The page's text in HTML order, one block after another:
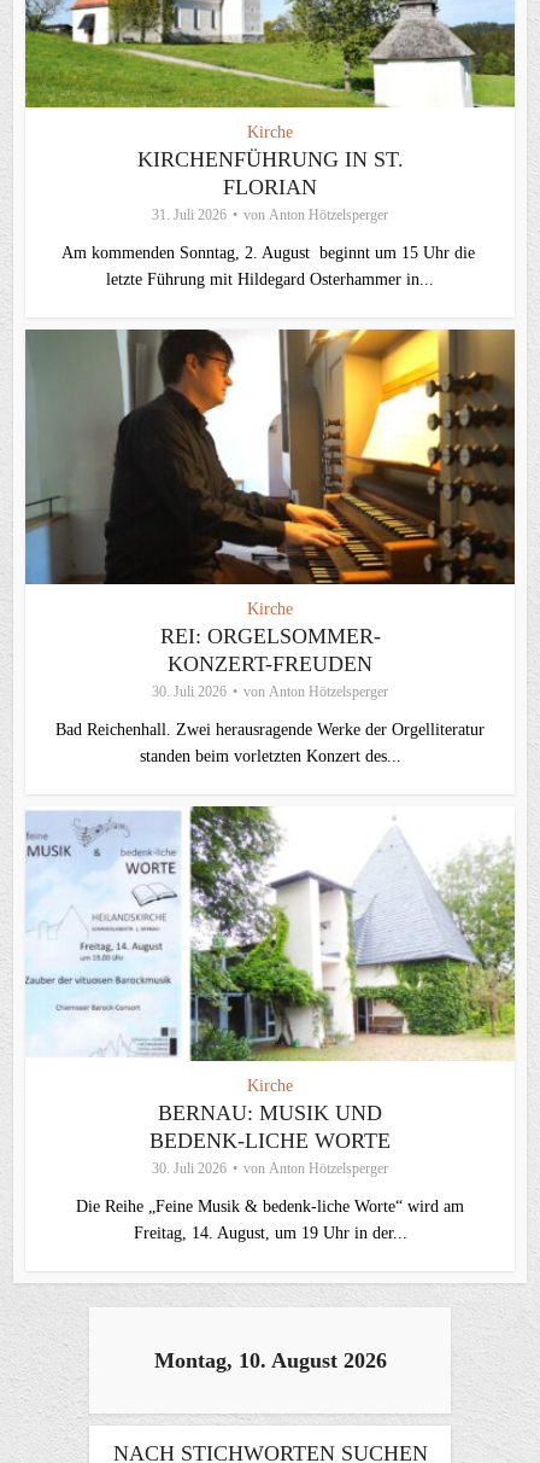
Kirche
KIRCHENFÜHRUNG IN ST.
FLORIAN
31. Juli 2026 von Anton Hötzelsperger
Am kommenden Sonntag, 2. August beginnt um 15 Uhr die
letzte Führung mit Hildegard Osterhammer in...
Kirche
REI: ORGELSOMMER-
KONZERT-FREUDEN
30. Juli 2026 von Anton Hötzelsperger
Bad Reichenhall. Zwei herausragende Werke der Orgelliteratur
standen beim vorletzten Konzert des...
Kirche
BERNAU: MUSIK UND
BEDENK-LICHE WORTE
30. Juli 2026 von Anton Hötzelsperger
Die Reihe „Feine Musik & bedenk-liche Worte“ wird am
Freitag, 14. August, um 19 Uhr in der...
Montag, 10. August 2026
NACH STICHWORTEN SUCHEN